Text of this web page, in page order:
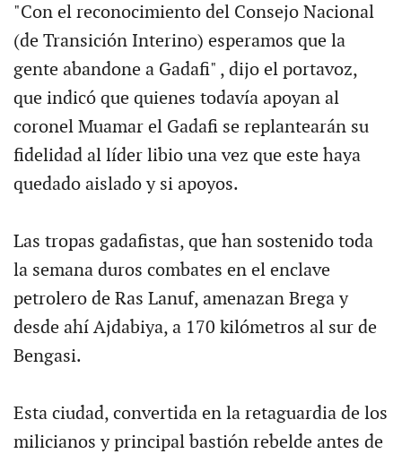
"Con el reconocimiento del Consejo Nacional
(de Transición Interino) esperamos que la
gente abandone a Gadafi" , dijo el portavoz,
que indicó que quienes todavía apoyan al
coronel Muamar el Gadafi se replantearán su
fidelidad al líder libio una vez que este haya
quedado aislado y si apoyos.
Las tropas gadafistas, que han sostenido toda
la semana duros combates en el enclave
petrolero de Ras Lanuf, amenazan Brega y
desde ahí Ajdabiya, a 170 kilómetros al sur de
Bengasi.
Esta ciudad, convertida en la retaguardia de los
milicianos y principal bastión rebelde antes de